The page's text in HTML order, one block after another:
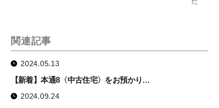
関連記事
2024.05.13
【新着】本通8〈中古住宅〉をお預かり…
2024.09.24